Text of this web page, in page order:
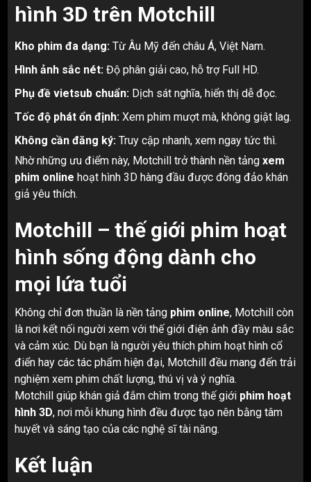
hình 3D trên Motchill
Kho phim đa dạng: Từ Âu Mỹ đến châu Á, Việt Nam.
Hình ảnh sắc nét: Độ phân giải cao, hỗ trợ Full HD.
Phụ đề vietsub chuẩn: Dịch sát nghĩa, hiển thị dễ đọc.
Tốc độ phát ổn định: Xem phim mượt mà, không giật lag.
Không cần đăng ký: Truy cập nhanh, xem ngay tức thì.
Nhờ những ưu điểm này, Motchill trở thành nền tảng xem
phim online hoạt hình 3D hàng đầu được đông đảo khán
giả yêu thích.
Motchill – thế giới phim hoạt
hình sống động dành cho
mọi lứa tuổi
Không chỉ đơn thuần là nền tảng phim online, Motchill còn
là nơi kết nối người xem với thế giới điện ảnh đầy màu sắc
và cảm xúc. Dù bạn là người yêu thích phim hoạt hình cổ
điển hay các tác phẩm hiện đại, Motchill đều mang đến trải
nghiệm xem phim chất lượng, thú vị và ý nghĩa.
Motchill giúp khán giả đắm chìm trong thế giới phim hoạt
hình 3D, nơi mỗi khung hình đều được tạo nên bằng tâm
huyết và sáng tạo của các nghệ sĩ tài năng.
Kết luận